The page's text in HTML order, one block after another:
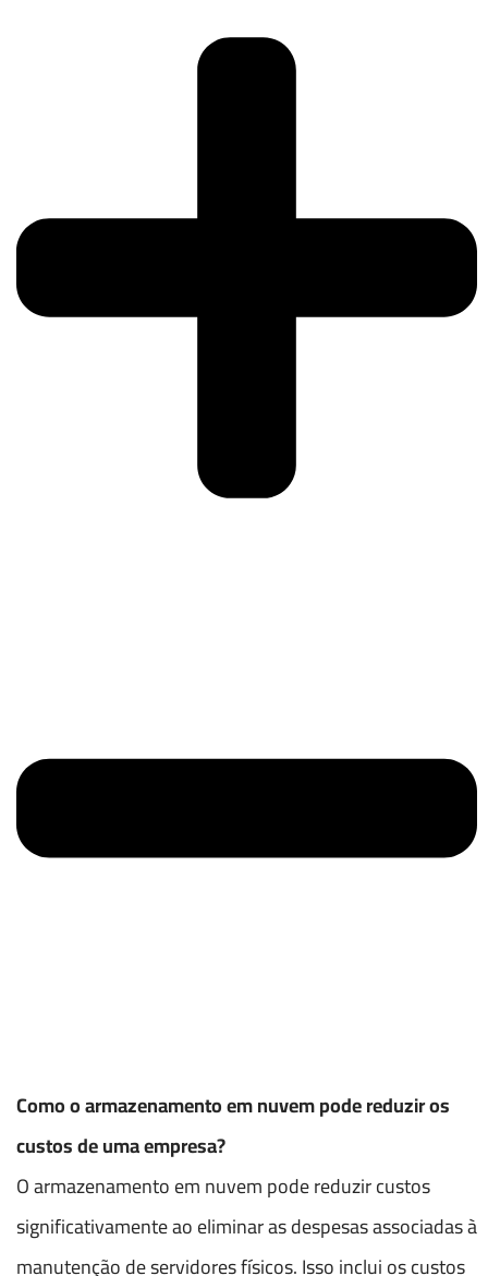
Como o armazenamento em nuvem pode reduzir os
custos de uma empresa?
O armazenamento em nuvem pode reduzir custos
significativamente ao eliminar as despesas associadas à
manutenção de servidores físicos. Isso inclui os custos